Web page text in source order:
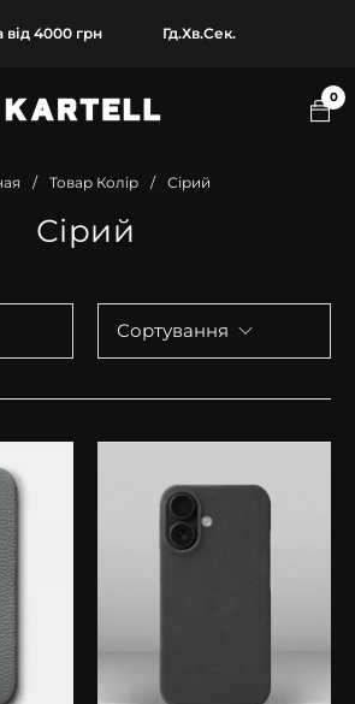
від 4000 грн Гд.Хв.Сек.
0
Сірий
/ Товар Колір / Сірий
Сортування